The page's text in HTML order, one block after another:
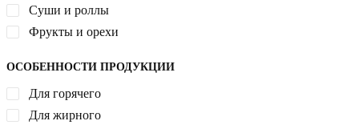
Суши и роллы
Фрукты и орехи
ОСОБЕННОСТИ ПРОДУКЦИИ
Для горячего
Для жирного